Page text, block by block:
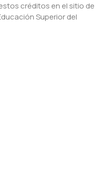
créditos en el sitio de
Superior del